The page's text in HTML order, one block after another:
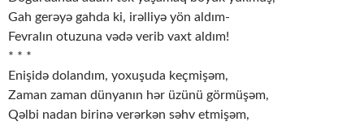
Gah gerəyə gahda ki, irəlliyə yön aldım-
Fevralın otuzuna vədə verib vaxt aldım!
* * *
Enişidə dolandım, yoxuşuda keçmişəm,
Zaman zaman dünyanın hər üzünü görmüşəm,
Qəlbi nadan birinə verərkən səhv etmişəm,